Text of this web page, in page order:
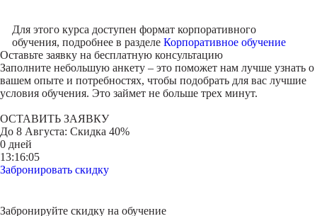
Для этого курса доступен формат корпоративного
обучения, подробнее в разделе Корпоративное обучение
Оставьте заявку на бесплатную консультацию
Заполните небольшую анкету – это поможет нам лучше узнать о
вашем опыте и потребностях, чтобы подобрать для вас лучшие
условия обучения. Это займет не больше трех минут.
ОСТАВИТЬ ЗАЯВКУ
До 8 Августа: Скидка 40%
0 дней
13:16:05
Забронировать скидку
Забронируйте скидку на обучение